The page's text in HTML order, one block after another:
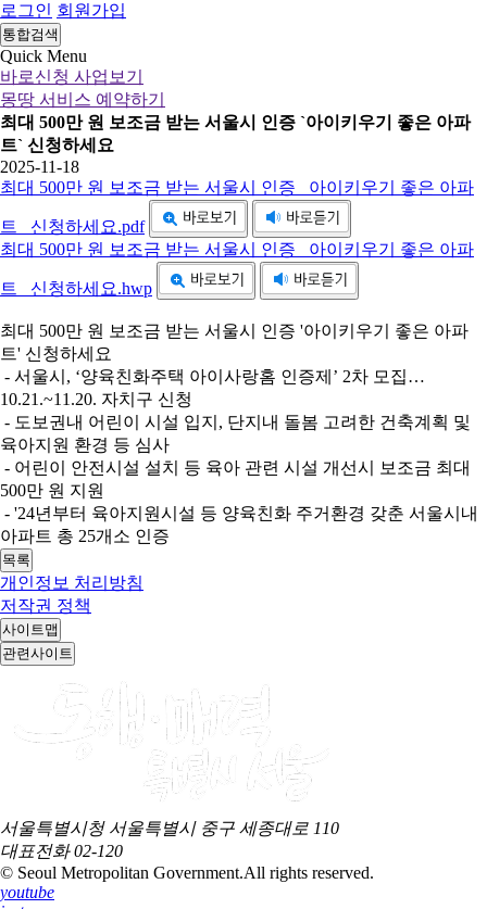
로그인 회원가입
통합검색
Quick Menu
바로신청 사업보기
몽땅 서비스 예약하기
최대 500만 원 보조금 받는 서울시 인증 `아이키우기 좋은 아파
트` 신청하세요
2025-11-18
최대 500만 원 보조금 받는 서울시 인증 _아이키우기 좋은 아파
트_ 신청하세요.pdf
최대 500만 원 보조금 받는 서울시 인증 _아이키우기 좋은 아파
트_ 신청하세요.hwp
최대 500만 원 보조금 받는 서울시 인증 '아이키우기 좋은 아파
트' 신청하세요
- 서울시, ‘양육친화주택 아이사랑홈 인증제’ 2차 모집…
10.21.~11.20. 자치구 신청
- 도보권내 어린이 시설 입지, 단지내 돌봄 고려한 건축계획 및
육아지원 환경 등 심사
- 어린이 안전시설 설치 등 육아 관련 시설 개선시 보조금 최대
500만 원 지원
- '24년부터 육아지원시설 등 양육친화 주거환경 갖춘 서울시내
아파트 총 25개소 인증
목록
개인정보 처리방침
저작권 정책
사이트맵
관련사이트
서울특별시청 서울특별시 중구 세종대로 110
대표전화02-120
© Seoul Metropolitan Government.All rights reserved.
youtube